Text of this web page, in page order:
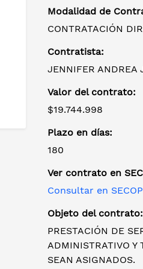
Modalidad de
CONTRATACIÓN
Contratista:
JENNIFER ANDREA
Valor del contrato:
$19.744.998
Plazo en días:
180
Ver contrato en
Consultar en SECOP
Objeto del contrato:
PRESTACIÓN DE
ADMINISTRATIVO Y
SEAN ASIGNADOS.